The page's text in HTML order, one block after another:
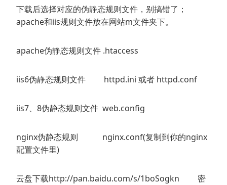
下载后选择对应的伪静态规则文件，别搞错了；
apache和iis规则文件放在网站m文件夹下。
apache伪静态规则文件 .htaccess
iis6伪静态规则文件 httpd.ini 或者 httpd.conf
iis7、8伪静态规则文件 web.config
nginx伪静态规则 nginx.conf(复制到你的nginx
配置文件里)
云盘下载http://pan.baidu.com/s/1boSogkn 密